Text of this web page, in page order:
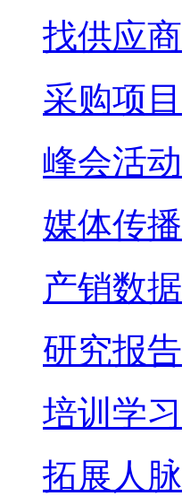
找供应商
采购项目
峰会活动
媒体传播
产销数据
研究报告
培训学习
拓展人脉